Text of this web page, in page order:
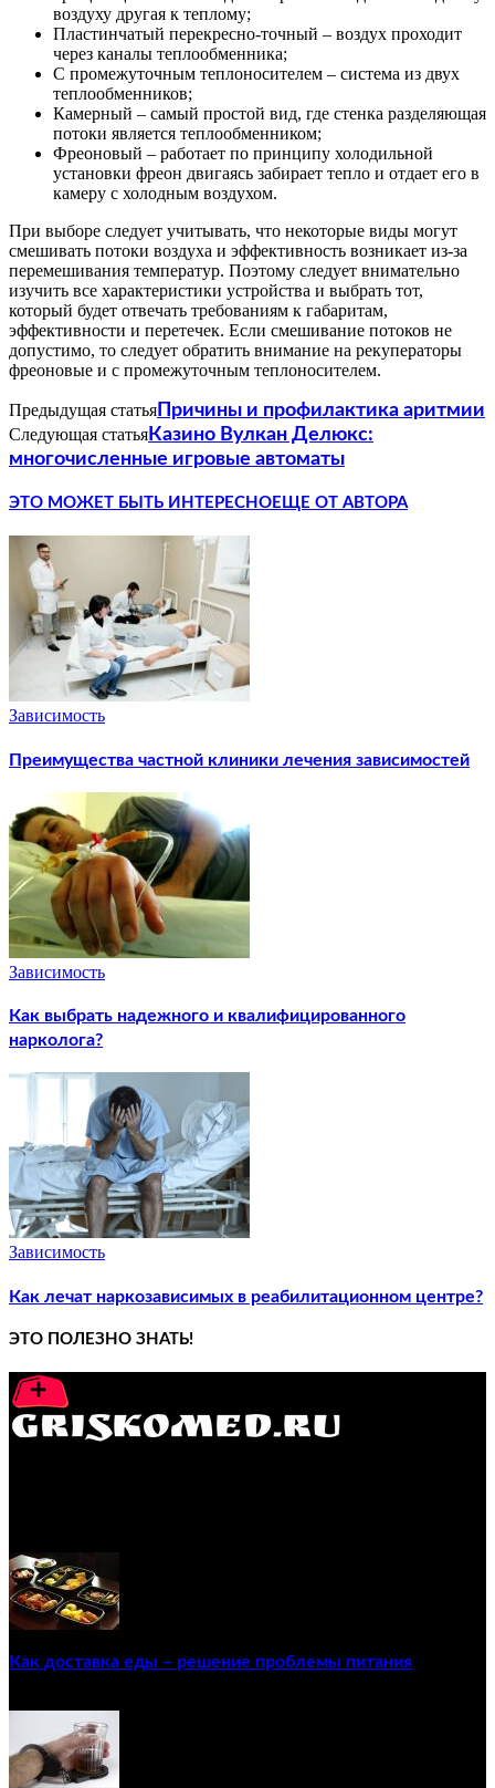
воздуху другая к теплому;
Пластинчатый перекресно-точный – воздух проходит
через каналы теплообменника;
С промежуточным теплоносителем – система из двух
теплообменников;
Камерный – самый простой вид, где стенка разделяющая
потоки является теплообменником;
Фреоновый – работает по принципу холодильной
установки фреон двигаясь забирает тепло и отдает его в
камеру с холодным воздухом.
При выборе следует учитывать, что некоторые виды могут
смешивать потоки воздуха и эффективность возникает из-за
перемешивания температур. Поэтому следует внимательно
изучить все характеристики устройства и выбрать тот,
который будет отвечать требованиям к габаритам,
эффективности и перетечек. Если смешивание потоков не
допустимо, то следует обратить внимание на рекуператоры
фреоновые и с промежуточным теплоносителем.
Предыдущая статья Причины и профилактика аритмии
Следующая статьяКазино Вулкан Делюкс:
многочисленные игровые автоматы
ЭТО МОЖЕТ БЫТЬ ИНТЕРЕСНО ЕЩЕ ОТ АВТОРА
Зависимость
Преимущества частной клиники лечения зависимостей
Зависимость
Как выбрать надежного и квалифицированного
нарколога?
Зависимость
Как лечат наркозависимых в реабилитационном центре?
ЭТО ПОЛЕЗНО ЗНАТЬ!
Как доставка еды – решение проблемы питания